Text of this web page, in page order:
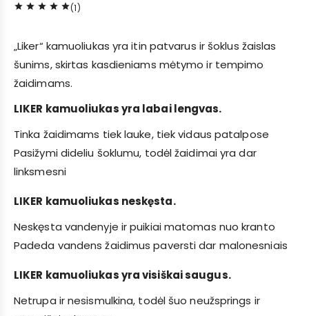
star star star star star(1)
„Liker“ kamuoliukas yra itin patvarus ir šoklus žaislas
šunims, skirtas kasdieniams mėtymo ir tempimo
žaidimams.
LIKER kamuoliukas yra labai lengvas.
Tinka žaidimams tiek lauke, tiek vidaus patalpose
Pasižymi dideliu šoklumu, todėl žaidimai yra dar
linksmesni
LIKER kamuoliukas neskęsta.
Neskęsta vandenyje ir puikiai matomas nuo kranto
Padeda vandens žaidimus paversti dar malonesniais
LIKER kamuoliukas yra visiškai saugus.
Netrupa ir nesismulkina, todėl šuo neužsprings ir